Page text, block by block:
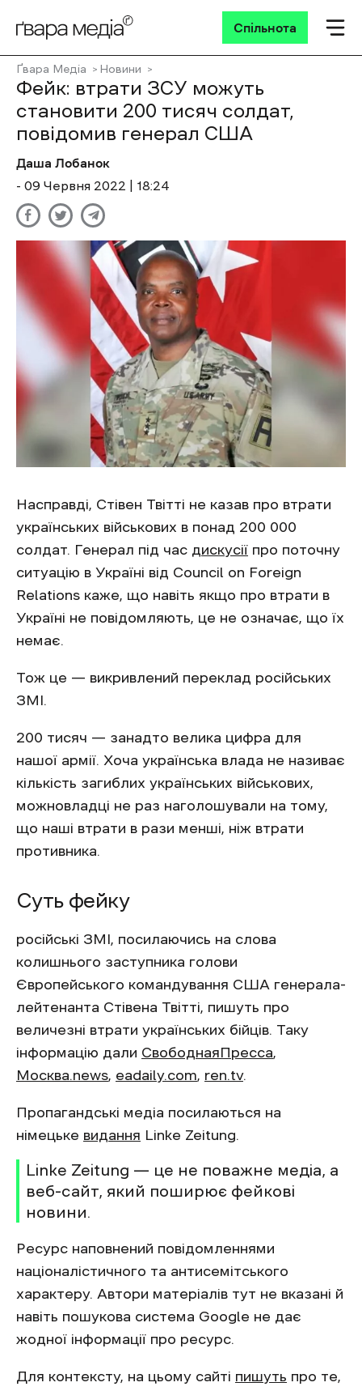
Спільнота
Ґвара Медіа Новини
Фейк: втрати ЗСУ можуть
становити 200 тисяч солдат,
повідомив генерал США
Даша Лобанок
- 09 Червня 2022 | 18:24
Насправді, Стівен Твітті не казав про втрати
українських військових в понад 200 000
солдат. Генерал під час дискусії про поточну
ситуацію в Україні від Council on Foreign
Relations каже, що навіть якщо про втрати в
Україні не повідомляють, це не означає, що їх
немає.
Тож це — викривлений переклад російських
ЗМІ.
200 тисяч — занадто велика цифра для
нашої армії. Хоча українська влада не називає
кількість загиблих українських військових,
можновладці не раз наголошували на тому,
що наші втрати в рази менші, ніж втрати
противника.
Суть фейку
російські ЗМІ, посилаючись на слова
колишнього заступника голови
Європейського командування США генерала-
лейтенанта Стівена Твітті, пишуть про
величезні втрати українських бійців. Таку
інформацію дали СвободнаяПресса,
Москва.news, eadaily.com, ren.tv.
Пропагандські медіа посилаються на
німецьке видання Linke Zeitung.
Linke Zeitung — це не поважне медіа, а
веб-сайт, який поширює фейкові
новини.
Ресурс наповнений повідомленнями
націоналістичного та антисемітського
характеру. Автори матеріалів тут не вказані й
навіть пошукова система Google не дає
жодної інформації про ресурс.
Для контексту, на цьому сайті пишуть про те,